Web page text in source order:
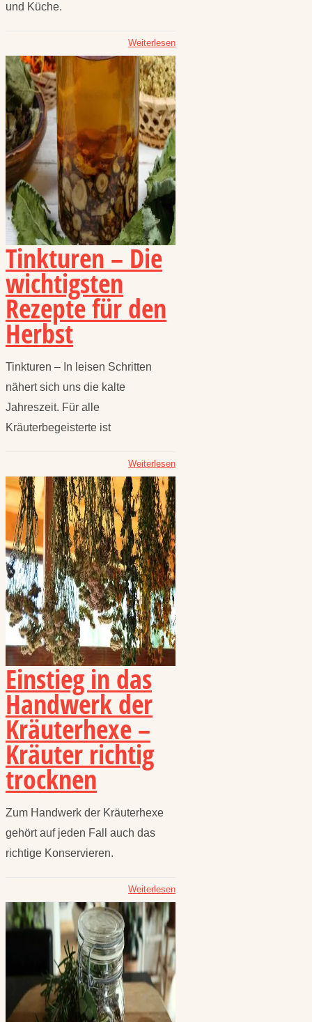
und Küche.
Weiterlesen
Tinkturen – Die
wichtigsten
Rezepte für den
Herbst
Tinkturen – In leisen Schritten
nähert sich uns die kalte
Jahreszeit. Für alle
Kräuterbegeisterte ist
Weiterlesen
Einstieg in das
Handwerk der
Kräuterhexe –
Kräuter richtig
trocknen
Zum Handwerk der Kräuterhexe
gehört auf jeden Fall auch das
richtige Konservieren.
Weiterlesen